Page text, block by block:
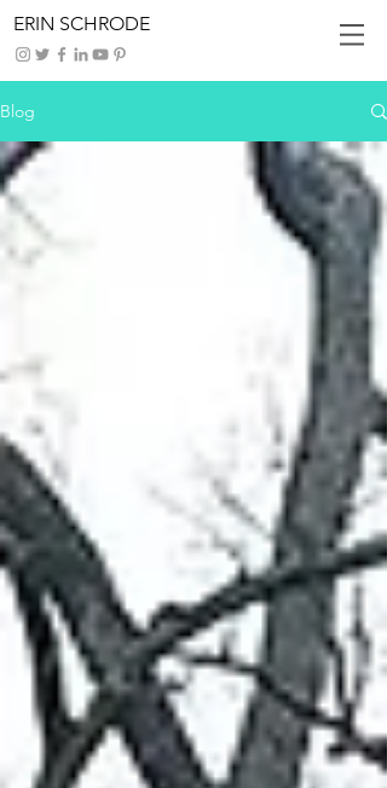
ERIN SCHRODE
Blog